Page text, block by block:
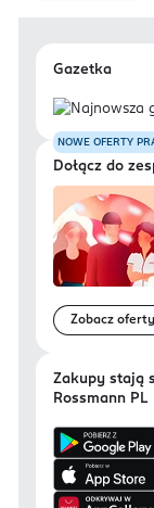
Gazetka
NOWE OFERTY
Dołącz do
Zobacz
Zakupy stają
Rossmann PL